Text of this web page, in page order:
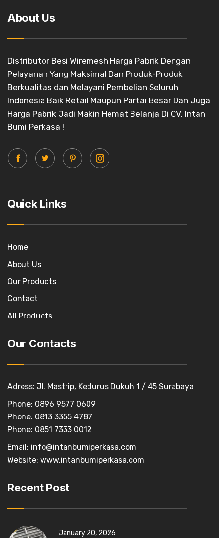
About Us
Distributor Besi Wiremesh Harga Pabrik Dengan
Pelayanan Yang Maksimal Dan Produk-Produk
Berkualitas dan Melayani Pembelian Seluruh
Indonesia Baik Retail Maupun Partai Besar Dan Juga
Harga Pabrik Jadi Makin Hemat Belanja Di CV. Intan
Bumi Perkasa !
Quick Links
Home
About Us
Our Products
Contact
All Products
Our Contacts
Adress: Jl. Mastrip, Kedurus Dukuh 1 / 45 Surabaya
Phone: 0896 9577 0609
Phone: 0813 3355 4787
Phone: 0851 7333 0012
Email: info@intanbumiperkasa.com
Website: www.intanbumiperkasa.com
Recent Post
January 20, 2026